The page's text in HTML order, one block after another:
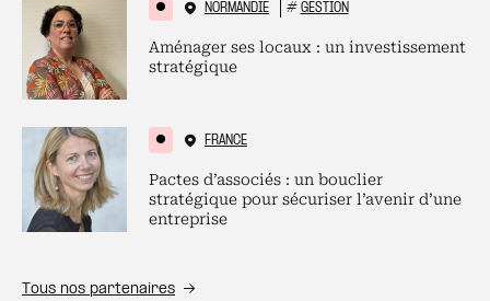
NORMANDIE # GESTION
Aménager ses locaux : un investissement
stratégique
FRANCE
Pactes d’associés : un bouclier
stratégique pour sécuriser l’avenir d’une
entreprise
Tous nos partenaires